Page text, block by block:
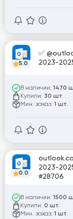
5.0
✅
2023-
В наличии: 1470
Купили: 30 шт.
Мин. заказ: 1 шт.
0.0
2023-
#28706
В наличии: 1500
Купили: 0 шт.
Мин. заказ: 1 шт.